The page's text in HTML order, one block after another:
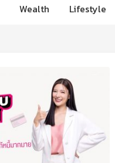
Wealth Lifestyle